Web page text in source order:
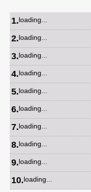
1.loading...
2.loading...
3.loading...
4.loading...
5.loading...
6.loading...
7.loading...
8.loading...
9.loading...
10.loading...